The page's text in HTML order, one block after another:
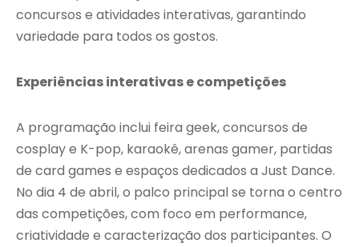
concursos e atividades interativas, garantindo
variedade para todos os gostos.
Experiências interativas e competições
A programação inclui feira geek, concursos de
cosplay e K-pop, karaokê, arenas gamer, partidas
de card games e espaços dedicados a Just Dance.
No dia 4 de abril, o palco principal se torna o centro
das competições, com foco em performance,
criatividade e caracterização dos participantes. O